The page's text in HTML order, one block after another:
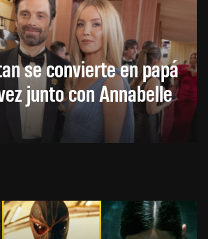
se convierte en papá
junto con Annabelle